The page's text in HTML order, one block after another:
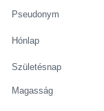
Pseudonym
Hónlap
Születésnap
Magasság